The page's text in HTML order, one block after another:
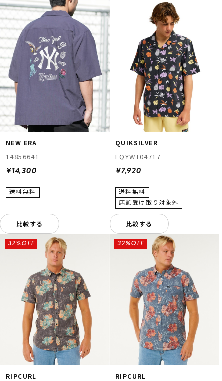
NEW ERA
14856641
¥14,300
比較する
QUIKSILVER
EQYWT04717
¥7,920
比較する
RIPCURL
32%OFF
RIPCURL
32%OFF